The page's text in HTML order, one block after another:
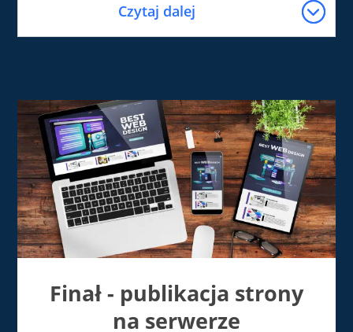
Czytaj dalej
Finał - publikacja strony
na serwerze